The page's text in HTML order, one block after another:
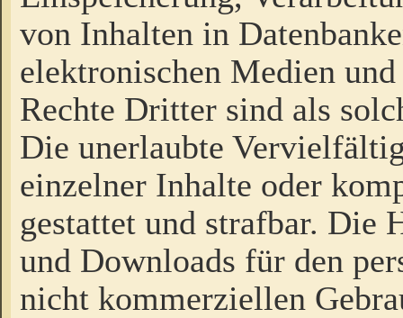
von Inhalten in
elektronischen Medien
Rechte Dritter sind als
Die unerlaubte
einzelner Inhalte oder
gestattet und strafbar. Die
und Downloads für den
nicht kommerziellen